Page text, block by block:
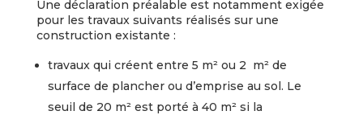
Une déclaration préalable est notamment exigée
pour les travaux suivants réalisés sur une
construction existante :
travaux qui créent entre 5 m² ou 2 m² de
surface de plancher ou d’emprise au sol. Le
seuil de 20 m² est porté à 40 m² si la